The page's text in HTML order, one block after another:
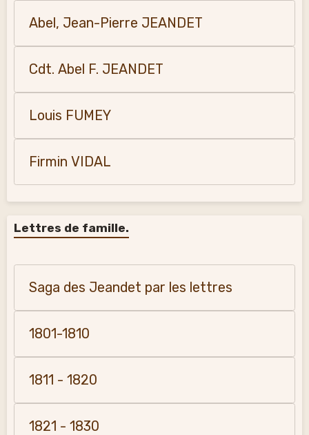
Abel, Jean-Pierre JEANDET
Cdt. Abel F. JEANDET
Louis FUMEY
Firmin VIDAL
Lettres de famille.
Saga des Jeandet par les lettres
1801-1810
1811 - 1820
1821 - 1830